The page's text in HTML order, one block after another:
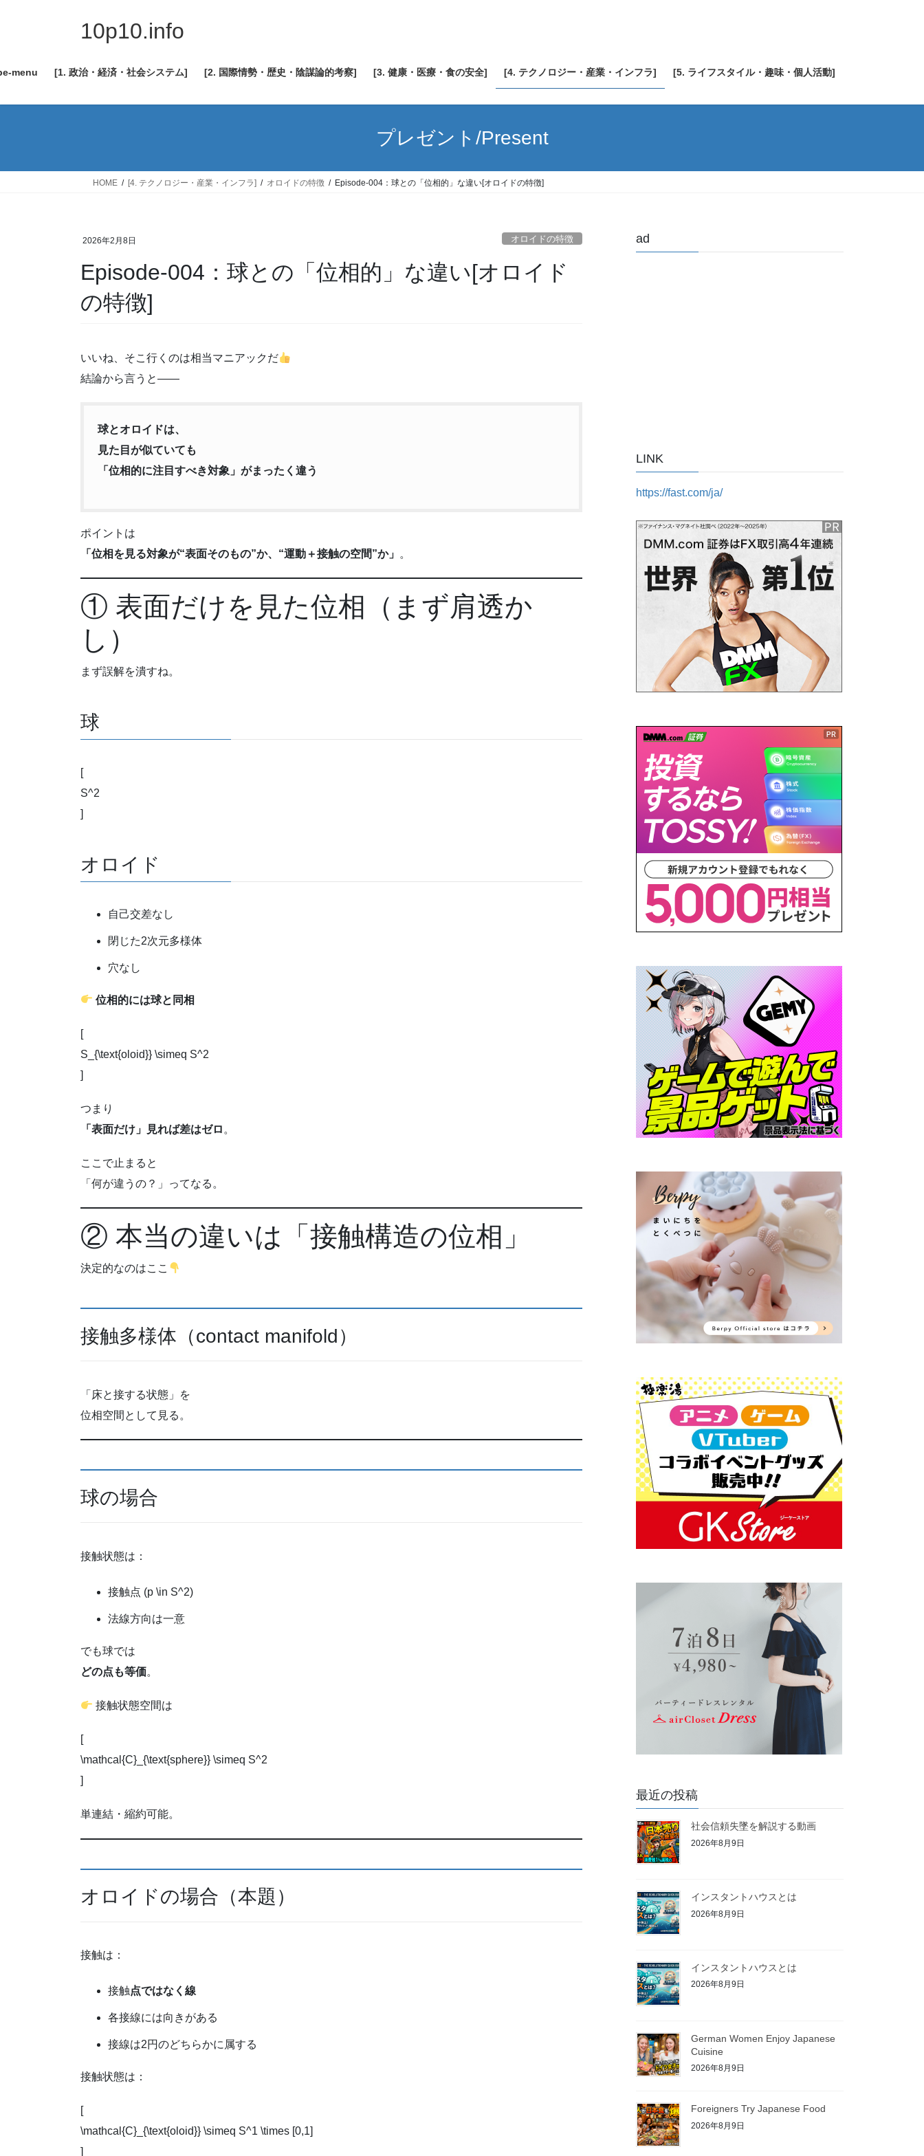
ツ
ス
シ
ン
10p10.info
menu [1. 政治・経済・社会システム] [2. 国際情勢・歴史・陰謀論的考察] [3. 健康・医療・食の安全] [4. テクノロジー・産業・インフラ] [5. ライフスタイル・趣味・個人活動]
プレゼント/Present
HOME [4. テクノロジー・産業・インフラ] オロイドの特徴 Episode-004：球との「位相的」な違い[オロイドの特徴]
2026年2月8日 オロイドの特徴
Episode-004：球との「位相的」な違い[オロイド
の特徴]
いいね、そこ行くのは相当マニアックだ
結論から言うと——
球とオロイドは、
見た目が似ていても
「位相的に注目すべき対象」がまったく違う
ポイントは
「位相を見る対象が“表面そのもの”か、“運動＋接触の空間”か」 。
① 表面だけを見た位相（まず肩透か
し）
まず誤解を潰すね。
球
[
S^2
]
オロイド
自己交差なし
閉じた2次元多様体
穴なし
位相的には球と同相
[
S_{\text{oloid}} \simeq S^2
]
つまり
「表面だけ」見れば差はゼロ 。
ここで止まると
「何が違うの？」ってなる。
② 本当の違いは「接触構造の位相」
決定的なのはここ
接触多様体（contact manifold）
「床と接する状態」を
位相空間として見る。
球の場合
接触状態は：
接触点 (p \in S^2)
法線方向は一意
でも球では
どの点も等価。
接触状態空間は
[
\mathcal{C}_{\text{sphere}} \simeq S^2
]
単連結・縮約可能。
オロイドの場合（本題）
接触は：
接触点ではなく線
各接線には向きがある
接線は2円のどちらかに属する
接触状態は：
[
\mathcal{C}_{\text{oloid}} \simeq S^1 \times [0,1]
]
ad
LINK
https://fast.com/ja/
最近の投稿
社会信頼失墜を解説する動画
2026年8月9日
インスタントハウスとは
2026年8月9日
インスタントハウスとは
2026年8月9日
German Women Enjoy Japanese
Cuisine
2026年8月9日
Foreigners Try Japanese Food
2026年8月9日